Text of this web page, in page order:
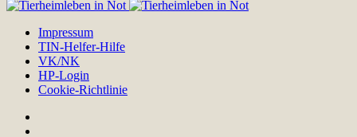
Impressum
TIN-Helfer-Hilfe
VK/NK
HP-Login
Cookie-Richtlinie